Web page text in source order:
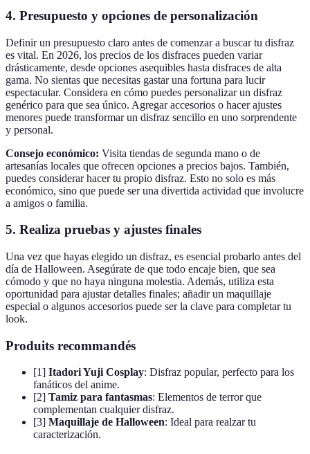
4. Presupuesto y opciones de personalización
Definir un presupuesto claro antes de comenzar a buscar tu disfraz
es vital. En 2026, los precios de los disfraces pueden variar
drásticamente, desde opciones asequibles hasta disfraces de alta
gama. No sientas que necesitas gastar una fortuna para lucir
espectacular. Considera en cómo puedes personalizar un disfraz
genérico para que sea único. Agregar accesorios o hacer ajustes
menores puede transformar un disfraz sencillo en uno sorprendente
y personal.
Consejo económico: Visita tiendas de segunda mano o de
artesanías locales que ofrecen opciones a precios bajos. También,
puedes considerar hacer tu propio disfraz. Esto no solo es más
económico, sino que puede ser una divertida actividad que involucre
a amigos o familia.
5. Realiza pruebas y ajustes finales
Una vez que hayas elegido un disfraz, es esencial probarlo antes del
día de Halloween. Asegúrate de que todo encaje bien, que sea
cómodo y que no haya ninguna molestia. Además, utiliza esta
oportunidad para ajustar detalles finales; añadir un maquillaje
especial o algunos accesorios puede ser la clave para completar tu
look.
Produits recommandés
[1] Itadori Yuji Cosplay: Disfraz popular, perfecto para los
fanáticos del anime.
[2] Tamiz para fantasmas: Elementos de terror que
complementan cualquier disfraz.
[3] Maquillaje de Halloween: Ideal para realzar tu
caracterización.